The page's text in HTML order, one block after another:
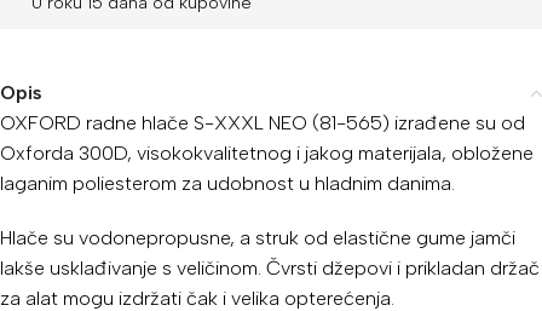
Opis
OXFORD radne hlače S-XXXL NEO (81-565) izrađene su od
Oxforda 300D, visokokvalitetnog i jakog materijala, obložene
laganim poliesterom za udobnost u hladnim danima.
Hlače su vodonepropusne, a struk od elastične gume jamči
lakše usklađivanje s veličinom. Čvrsti džepovi i prikladan držač
za alat mogu izdržati čak i velika opterećenja.